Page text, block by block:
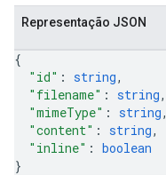
Representação JSON
{
"id" : string,
"filename" : string,
"mimeType" : string,
"content" : string,
"inline" : boolean
}